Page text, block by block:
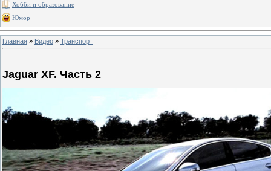
Хобби и образование
Юмор
Главная » Видео » Транспорт
Jaguar XF. Часть 2